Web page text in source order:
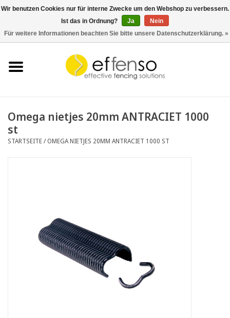
Beleuchtung
Omega nietjes 20mm ANTRACIET 1000
st
STARTSEITE / OMEGA NIETJES 20MM ANTRACIET 1000 ST
Wir benutzen Cookies nur für interne Zwecke um den Webshop zu verbessern.
Ist das in Ordnung?
Ja
Nein
Für weitere Informationen beachten Sie bitte unsere Datenschutzerklärung. »